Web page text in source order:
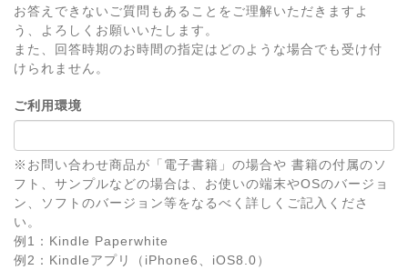
お答えできないご質問もあることをご理解いただきますよ
う、よろしくお願いいたします。
また、回答時期のお時間の指定はどのような場合でも受け付
けられません。
ご利用環境
※お問い合わせ商品が「電子書籍」の場合や 書籍の付属のソ
フト、サンプルなどの場合は、お使いの端末やOSのバージョ
ン、ソフトのバージョン等をなるべく詳しくご記入くださ
い。
例1：Kindle Paperwhite
例2：Kindleアプリ（iPhone6、iOS8.0）